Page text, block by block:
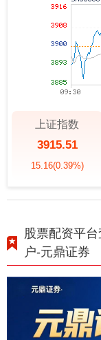
上证指数
3915.51
15.16(0.39%)
股票配资平
户-元鼎证券